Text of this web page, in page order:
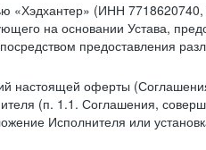
«Хэдхантер» (ИНН
на основании Устава,
предоставления
настоящей оферты
(п. 1.1. Соглашения,
Исполнителя или